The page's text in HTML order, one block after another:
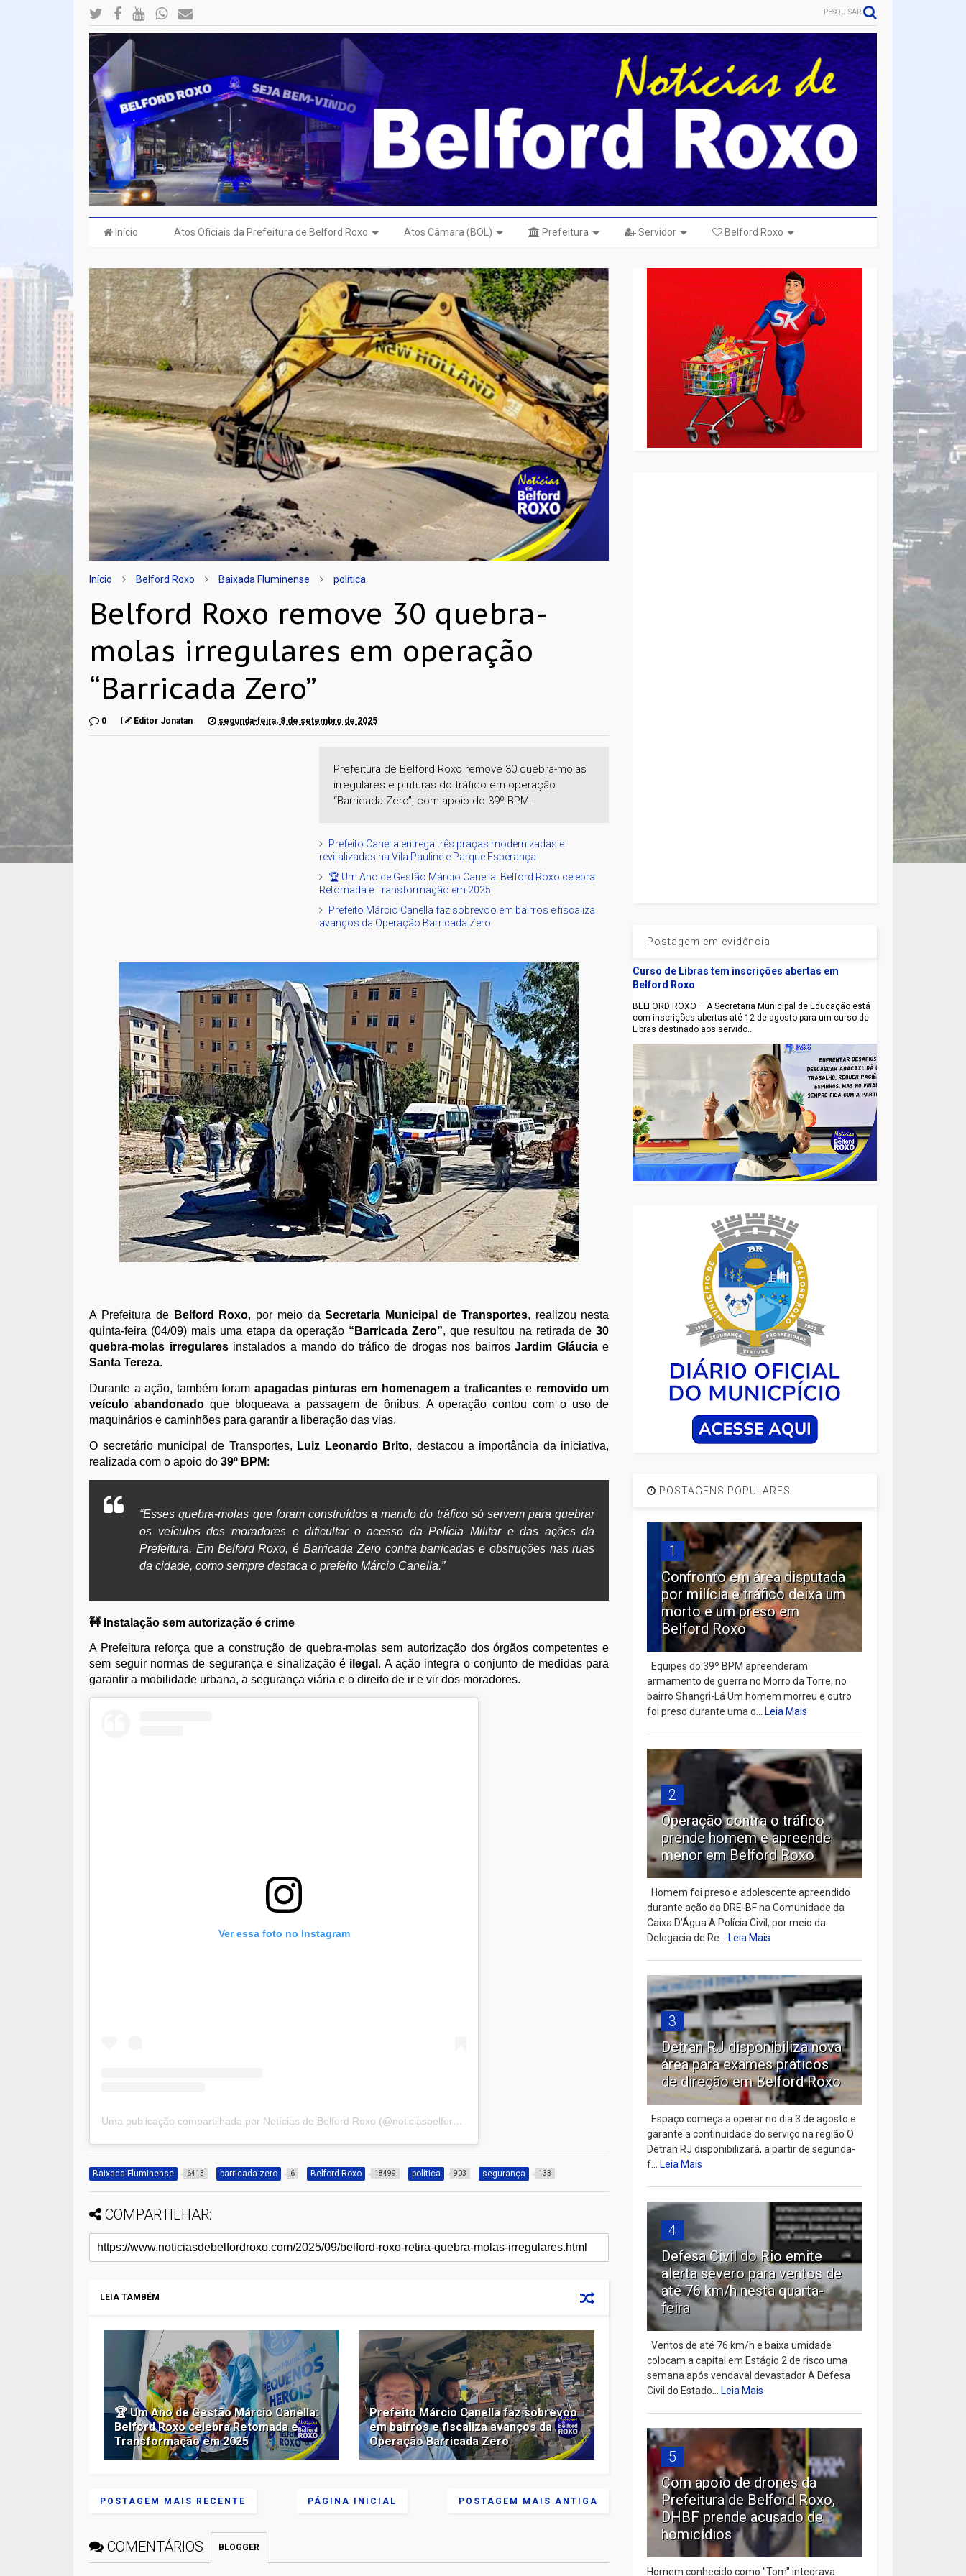
PESQUISAR
Início Atos Oficiais da Prefeitura de Belford Roxo Atos Câmara (BOL) Prefeitura Servidor Belford Roxo
Início Belford Roxo Baixada Fluminense política
Belford Roxo remove 30 quebra-
molas irregulares em operação
“Barricada Zero”
0 Editor Jonatan segunda-feira, 8 de setembro de 2025
Prefeitura de Belford Roxo remove 30 quebra-molas
irregulares e pinturas do tráfico em operação
“Barricada Zero”, com apoio do 39º BPM.
Prefeito Canella entrega três praças modernizadas e
revitalizadas na Vila Pauline e Parque Esperança
🏆 Um Ano de Gestão Márcio Canella: Belford Roxo celebra
Retomada e Transformação em 2025
Prefeito Márcio Canella faz sobrevoo em bairros e fiscaliza
avanços da Operação Barricada Zero
A Prefeitura de Belford Roxo, por meio daSecretaria Municipal de Transportes, realizou nesta
quinta-feira (04/09) mais uma etapa da operação “Barricada Zero”, que resultou na retirada de30
quebra-molas irregularesinstalados a mando do tráfico de drogas nos bairrosJardim Gláuciae
Santa Tereza.
Durante a ação, também foram apagadas pinturas em homenagem a traficantese removido um
veículo abandonado que bloqueava a passagem de ônibus. A operação contou com o uso de
maquinários e caminhões para garantir a liberação das vias.
O secretário municipal de Transportes, Luiz Leonardo Brito, destacou a importância da iniciativa,
realizada com o apoio do39º BPM:
“Esses quebra-molas que foram construídos a mando do tráfico só servem para quebrar
os veículos dos moradores e dificultar o acesso da Polícia Militar e das ações da
Prefeitura. Em Belford Roxo, é Barricada Zero contra barricadas e obstruções nas ruas
da cidade, como sempre destaca o prefeito Márcio Canella.”
🚧 Instalação sem autorização é crime
A Prefeitura reforça que a construção de quebra-molas sem autorização dos órgãos competentes e
sem seguir normas de segurança e sinalização é ilegal . A ação integra o conjunto de medidas para
garantir a mobilidade urbana, a segurança viária e o direito de ir e vir dos moradores.
Ver essa foto no Instagram
Uma publicação compartilhada por Notícias de Belford Roxo (@noticiasbelfordroxo)
Baixada Fluminense 6413 barricada zero 6 Belford Roxo 18499 política 903 segurança 133
COMPARTILHAR:
LEIA TAMBÉM
🏆 Um Ano de Gestão Márcio Canella:
Belford Roxo celebra Retomada e
Transformação em 2025
Prefeito Márcio Canella faz sobrevoo
em bairros e fiscaliza avanços da
Operação Barricada Zero
POSTAGEM MAIS RECENTE POSTAGEM MAIS ANTIGA
PÁGINA INICIAL
COMENTÁRIOS BLOGGER
Postagem em evidência
Curso de Libras tem inscrições abertas em
Belford Roxo
BELFORD ROXO – A Secretaria Municipal de Educação está
com inscrições abertas até 12 de agosto para um curso de
Libras destinado aos servido...
POSTAGENS POPULARES
1
Confronto em área disputada
por milícia e tráfico deixa um
morto e um preso em
Belford Roxo
Equipes do 39º BPM apreenderam
armamento de guerra no Morro da Torre, no
bairro Shangri-Lá Um homem morreu e outro
foi preso durante uma o...Leia Mais
2
Operação contra o tráfico
prende homem e apreende
menor em Belford Roxo
Homem foi preso e adolescente apreendido
durante ação da DRE-BF na Comunidade da
Caixa D’Água A Polícia Civil, por meio da
Delegacia de Re...Leia Mais
3
Detran RJ disponibiliza nova
área para exames práticos
de direção em Belford Roxo
Espaço começa a operar no dia 3 de agosto e
garante a continuidade do serviço na região O
Detran RJ disponibilizará, a partir de segunda-
f...Leia Mais
4
Defesa Civil do Rio emite
alerta severo para ventos de
até 76 km/h nesta quarta-
feira
Ventos de até 76 km/h e baixa umidade
colocam a capital em Estágio 2 de risco uma
semana após vendaval devastador A Defesa
Civil do Estado...Leia Mais
5
Com apoio de drones da
Prefeitura de Belford Roxo,
DHBF prende acusado de
homicídios
Homem conhecido como "Tom" integrava